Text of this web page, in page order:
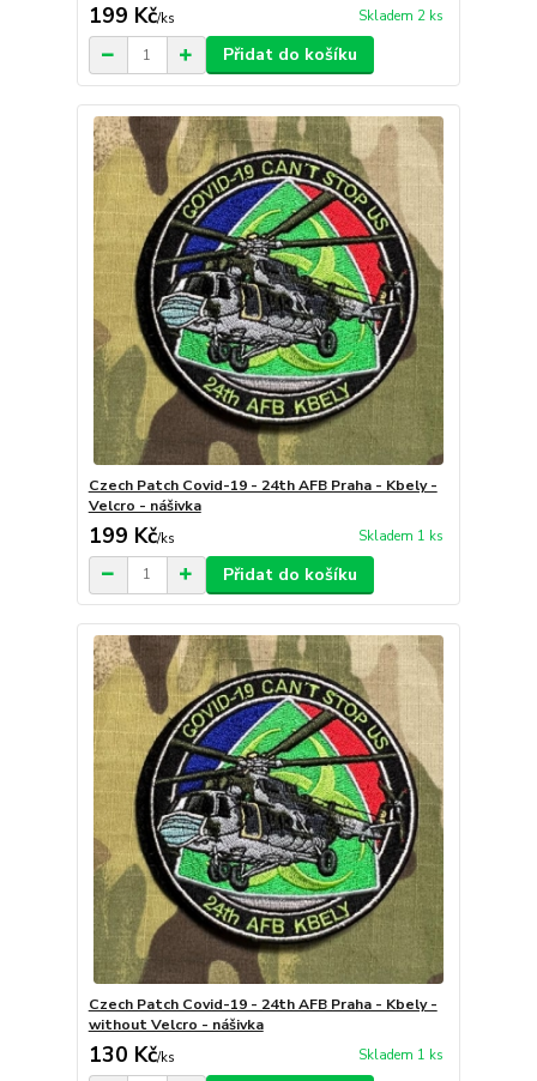
199 Kč/ks Skladem 2 ks
Přidat do košíku
Czech Patch Covid-19 - 24th AFB Praha - Kbely -
Velcro - nášivka
199 Kč/ks Skladem 1 ks
Přidat do košíku
Czech Patch Covid-19 - 24th AFB Praha - Kbely -
without Velcro - nášivka
130 Kč/ks Skladem 1 ks